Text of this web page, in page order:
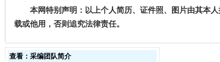
本网特别声明：以上个人简历、证件照、图片由其本人
载或他用，否则追究法律责任。
查看：采编团队简介